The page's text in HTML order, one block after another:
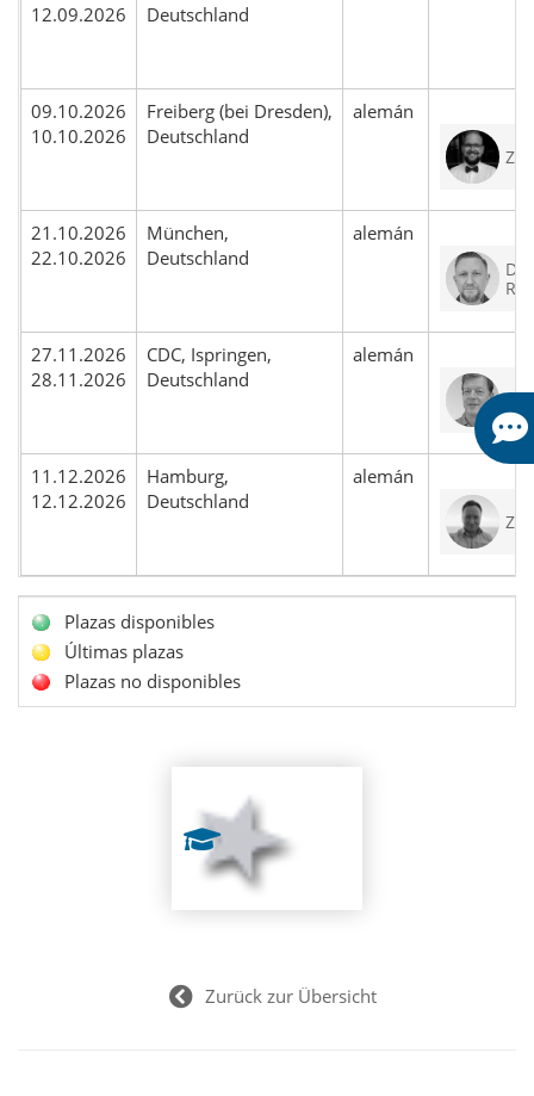
12.09.2026
Deutschland
09.10.2026
10.10.2026
Freiberg (bei Dresden),
Deutschland
alemán
ZT
21.10.2026
22.10.2026
München,
Deutschland
alemán
DT
27.11.2026
28.11.2026
CDC, Ispringen,
Deutschland
alemán
ZT
11.12.2026
12.12.2026
Hamburg,
Deutschland
alemán
ZT
Plazas disponibles
Últimas plazas
Plazas no disponibles
Zurück zur Übersicht